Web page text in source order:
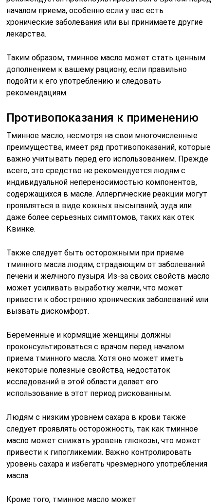
началом приема, особенно если у вас есть
хронические заболевания или вы принимаете другие
лекарства.
Таким образом, тминное масло может стать ценным
дополнением к вашему рациону, если правильно
подойти к его употреблению и следовать
рекомендациям.
Противопоказания к применению
Тминное масло, несмотря на свои многочисленные
преимущества, имеет ряд противопоказаний, которые
важно учитывать перед его использованием. Прежде
всего, это средство не рекомендуется людям с
индивидуальной непереносимостью компонентов,
содержащихся в масле. Аллергические реакции могут
проявляться в виде кожных высыпаний, зуда или
даже более серьезных симптомов, таких как отек
Квинке.
Также следует быть осторожными при приеме
тминного масла людям, страдающим от заболеваний
печени и желчного пузыря. Из-за своих свойств масло
может усиливать выработку желчи, что может
привести к обострению хронических заболеваний или
вызвать дискомфорт.
Беременные и кормящие женщины должны
проконсультироваться с врачом перед началом
приема тминного масла. Хотя оно может иметь
некоторые полезные свойства, недостаток
исследований в этой области делает его
использование в этот период рискованным.
Людям с низким уровнем сахара в крови также
следует проявлять осторожность, так как тминное
масло может снижать уровень глюкозы, что может
привести к гипогликемии. Важно контролировать
уровень сахара и избегать чрезмерного употребления
масла.
Кроме того, тминное масло может